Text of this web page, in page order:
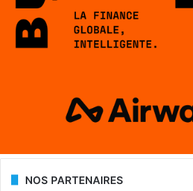
NOS PARTENAIRES